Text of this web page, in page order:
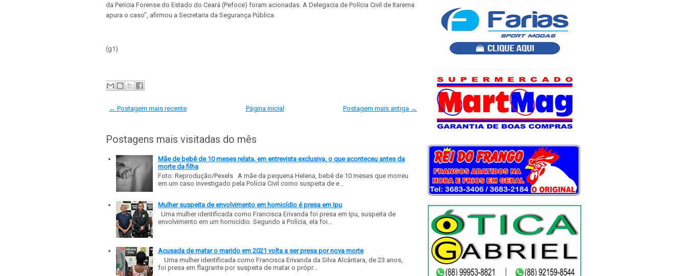
da Perícia Forense do Estado do Ceará (Pefoce) foram acionadas. A Delegacia de Polícia Civil de Itarema
apura o caso", afirmou a Secretaria da Segurança Pública.
(g1)
← Postagem mais recente Postagem mais antiga →
Página inicial
Postagens mais visitadas do mês
Mãe de bebê de 10 meses relata, em entrevista exclusiva, o que aconteceu antes da
morte da filha
Foto: Reprodução/Pexels A mãe da pequena Helena, bebê de 10 meses que morreu
em um caso investigado pela Polícia Civil como suspeita de e...
Mulher suspeita de envolvimento em homicídio é presa em Ipu
Uma mulher identificada como Francisca Erivanda foi presa em Ipu, suspeita de
envolvimento em um homicídio. Segundo a Polícia, ela foi...
Acusada de matar o marido em 2021 volta a ser presa por nova morte
Uma mulher identificada como Francisca Erivanda da Silva Alcântara, de 23 anos,
foi presa em flagrante por suspeita de matar o própr...